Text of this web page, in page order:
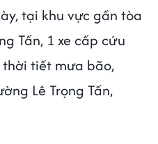
tại khu vực gần tòa
Tấn, 1 xe cấp cứu
tiết mưa bão,
Lê Trọng Tấn,